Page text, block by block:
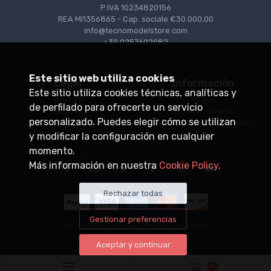
P.IVA 10234820156
REA MI1356865 - Cap. sociale €30.000,00
info@tecnomodelstore.com
+39 0257602982
Legal
Cookies
Condiciones de venta
Información
Puntos de venta
Conviértase en distribuidor
© All rights reserved. Made by
Este sitio web utiliza cookies
Este sitio utiliza cookies técnicas, analíticas y
de perfilado para ofrecerte un servicio
personalizado. Puedes elegir cómo se utilizan
y modificar la configuración en cualquier
momento.
Más información en nuestra Cookie Policy.
Rechazar todas
Gestionar preferencias
Aceptar y continuar